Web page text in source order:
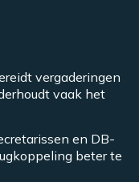
vergaderingen
vaak het
en DB-
beter te